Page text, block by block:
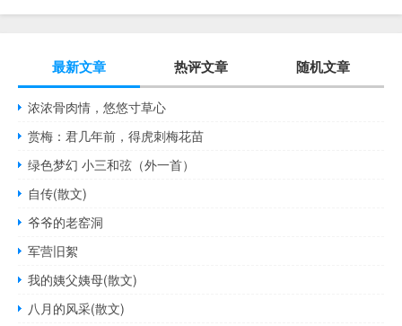
最新文章 热评文章 随机文章
浓浓骨肉情，悠悠寸草心
赏梅：君几年前，得虎刺梅花苗
绿色梦幻 小三和弦（外一首）
自传(散文)
爷爷的老窑洞
军营旧絮
我的姨父姨母(散文)
八月的风采(散文)